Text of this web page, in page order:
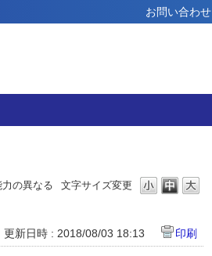
お問い合わせ
文字サイズ変更
の異なる
更新日時 : 2018/08/03 18:13 印刷